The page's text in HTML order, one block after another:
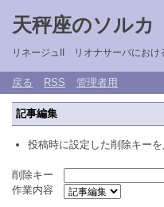
天秤座のソルカ
リネージュII リオナサーバにおけ
戻る RSS 管理者用
記事編集
投稿時に設定した削除キーを
削除キー
作業内容